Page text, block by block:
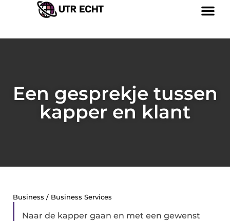
Een gesprekje tussen
kapper en klant
Business / Business Services
Naar de kapper gaan en met een gewenst